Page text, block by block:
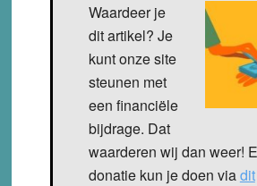
Waardeer je
dit artikel? Je
kunt onze site
steunen met
een financiële
bijdrage. Dat
waarderen wij dan weer!
donatie kun je doen viadit